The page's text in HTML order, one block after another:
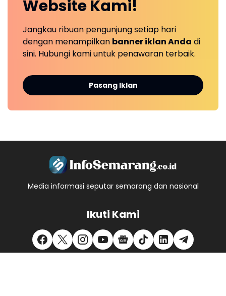
WebsiteKami!
Jangkau ribuan pengunjung setiap hari
dengan menampilkan banner iklan Anda di
sini. Hubungi kami untuk penawaran terbaik.
Pasang Iklan
Media informasi seputar semarang dan nasional
Ikuti Kami